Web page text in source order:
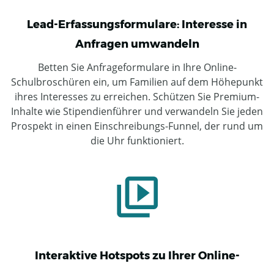
Lead-Erfassungsformulare: Interesse in
Anfragen umwandeln
Betten Sie Anfrageformulare in Ihre Online-
Schulbroschüren ein, um Familien auf dem Höhepunkt
ihres Interesses zu erreichen. Schützen Sie Premium-
Inhalte wie Stipendienführer und verwandeln Sie jeden
Prospekt in einen Einschreibungs-Funnel, der rund um
die Uhr funktioniert.
Interaktive Hotspots zu Ihrer Online-